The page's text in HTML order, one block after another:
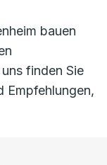
bauen
finden Sie
Empfehlungen,